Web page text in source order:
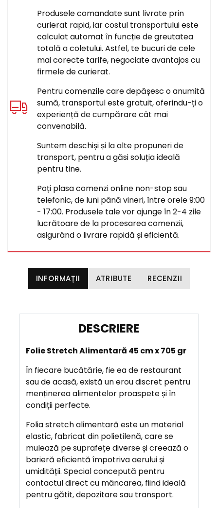
Produsele comandate sunt livrate prin
curierat rapid, iar costul transportului este
calculat automat în funcție de greutatea
totală a coletului. Astfel, te bucuri de cele
mai corecte tarife, negociate avantajos cu
firmele de curierat.
Pentru comenzile care depășesc o anumită
sumă, transportul este gratuit, oferindu-ți o
experiență de cumpărare cât mai
convenabilă.
Suntem deschiși și la alte propuneri de
transport, pentru a găsi soluția ideală
pentru tine.
Poți plasa comenzi online non-stop sau
telefonic, de luni până vineri, între orele 9:00
- 17:00. Produsele tale vor ajunge în 2-4 zile
lucrătoare de la procesarea comenzii,
asigurând o livrare rapidă și eficientă.
INFORMAȚII ATRIBUTE RECENZII
S
C
R
I
E
E
A
V
A
N
Folie Stretch Alimentară 45 cm x 705 gr
În fiecare bucătărie, fie ea de restaurant
sau de acasă, există un erou discret pentru
menținerea alimentelor proaspete și în
condiții perfecte.
Folia stretch alimentară este un material
elastic, fabricat din polietilenă, care se
mulează pe suprafețe diverse și creează o
barieră eficientă împotriva aerului și
umidității. Special concepută pentru
contactul direct cu mâncarea, fiind ideală
pentru gătit, depozitare sau transport.